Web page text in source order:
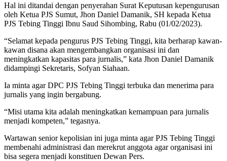
Hal ini ditandai dengan penyerahan Surat Keputusan kepengurusan
oleh Ketua PJS Sumut, Jhon Daniel Damanik, SH kepada Ketua
PJS Tebing Tinggi Ibnu Saud Sihombing, Rabu (01/02/2023).
“Selamat kepada pengurus PJS Tebing Tinggi, kita berharap kawan-
kawan disana akan mengembangkan organisasi ini dan
meningkatkan kapasitas para jurnalis,” kata Jhon Daniel Damanik
didampingi Sekretaris, Sofyan Siahaan.
Ia minta agar DPC PJS Tebing Tinggi terbuka dan menerima para
jurnalis yang ingin bergabung.
“Misi utama kita adalah meningkatkan kemampuan para jurnalis
menjadi kompeten,” tegasnya.
Wartawan senior kepolisian ini juga minta agar PJS Tebing Tinggi
membenahi administrasi dan merekrut anggota agar organisasi ini
bisa segera menjadi konstituen Dewan Pers.